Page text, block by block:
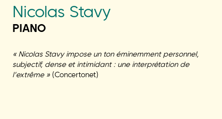
Nicolas Stavy
PIANO
« Nicolas Stavy impose un ton éminemment personnel,
subjectif, dense et intimidant : une interprétation de
l’extrême » (Concertonet)